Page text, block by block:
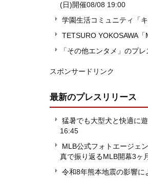
(日)開催08/08 19:00
学園生活コミュニティ「
TETSURO YOKOSAWA
「その他エンタメ」のプ
スポンサードリンク
最新のプレスリリース
猛暑でも大型犬と快適に
16:45
MLB公式フォトエージェ
真で振り返るMLB開幕3ヶ
令和8年熊本地震の影響